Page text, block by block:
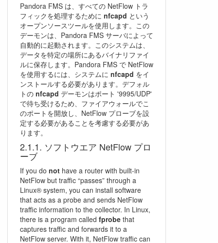
Pandora FMS は、すべての NetFlow トラ
フィックを処理するために nfcapd という
オープンソースツールを使用します。この
デーモンは、Pandora FMS サーバによって
自動的に起動されます。このシステムは、
データを特定の場所にあるバイナリファイ
ルに保存します。Pandora FMS で NetFlow
を使用するには、システムに nfcapd をイ
ンストールする必要があります。デフォル
トの nfcapd デーモンはポート '9995/UDP'
で待ち受けるため、ファイアウォールでこ
のポートを開放し、NetFlow プローブを設
定する必要があることを考慮する必要があ
ります。
ソフトウエア NetFlow プロ
ーブ
If you do not have a router with built-in
NetFlow but traffic “passes” through a
Linux® system, you can install software
that acts as a probe and sends NetFlow
traffic information to the collector. In Linux,
there is a program called fprobe that
captures traffic and forwards it to a
NetFlow server. With it, NetFlow traffic can